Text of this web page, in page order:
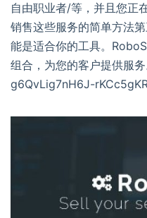
自由职业者/等，并且您正
销售这些服务的简单方法
能是适合你的工具。
组合，为您的客户提供服
g6QvLig7nH6J-